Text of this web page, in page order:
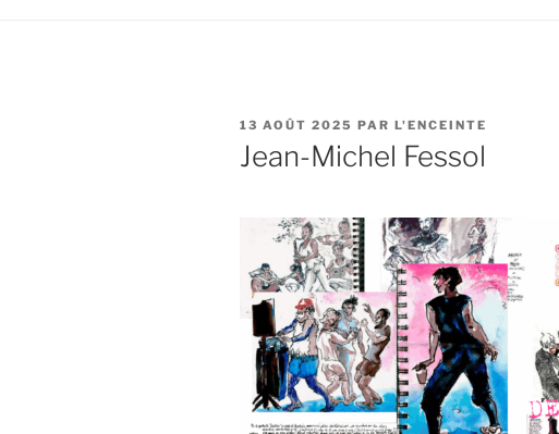
PUBLIÉ
LE
13 AOÛT 2025 PAR L'ENCEINTE
Jean-Michel Fessol